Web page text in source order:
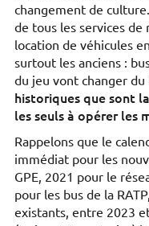
changement de
de tous les services
location de véhicules
surtout les anciens :
du jeu vont changer
historiques que sont
les seuls à opérer les
Rappelons que le
immédiat pour les
GPE, 2021 pour le
pour les bus de la
existants, entre 2023